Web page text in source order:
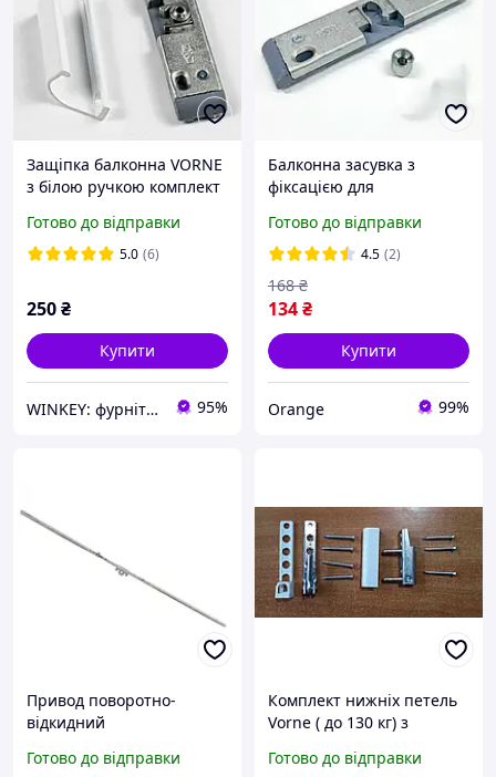
Защіпка балконна VORNE
з білою ручкою комплект
Готово до відправки
5.0 (6)
250₴
Купити
WINKEY: фурнітура для вікон і дверей 95%
Балконна засувка з
фіксацією для
ПВХ дверей VORNE № 13
Готово до відправки
4.5 (2)
134₴
168 ₴
Купити
Orange 99%
Привод поворотно-
відкидний
фурнітура VORNE 101-3 SP
Готово до відправки
Комплект нижніх петель
Vorne ( до 130 кг) з
Готово до відправки